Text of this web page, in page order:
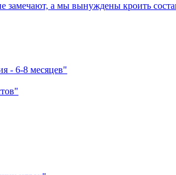
замечают, а мы вынуждены кроить
- 6-8 месяцев"